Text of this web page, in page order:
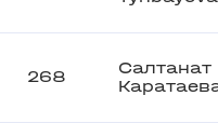
268
Салтанат